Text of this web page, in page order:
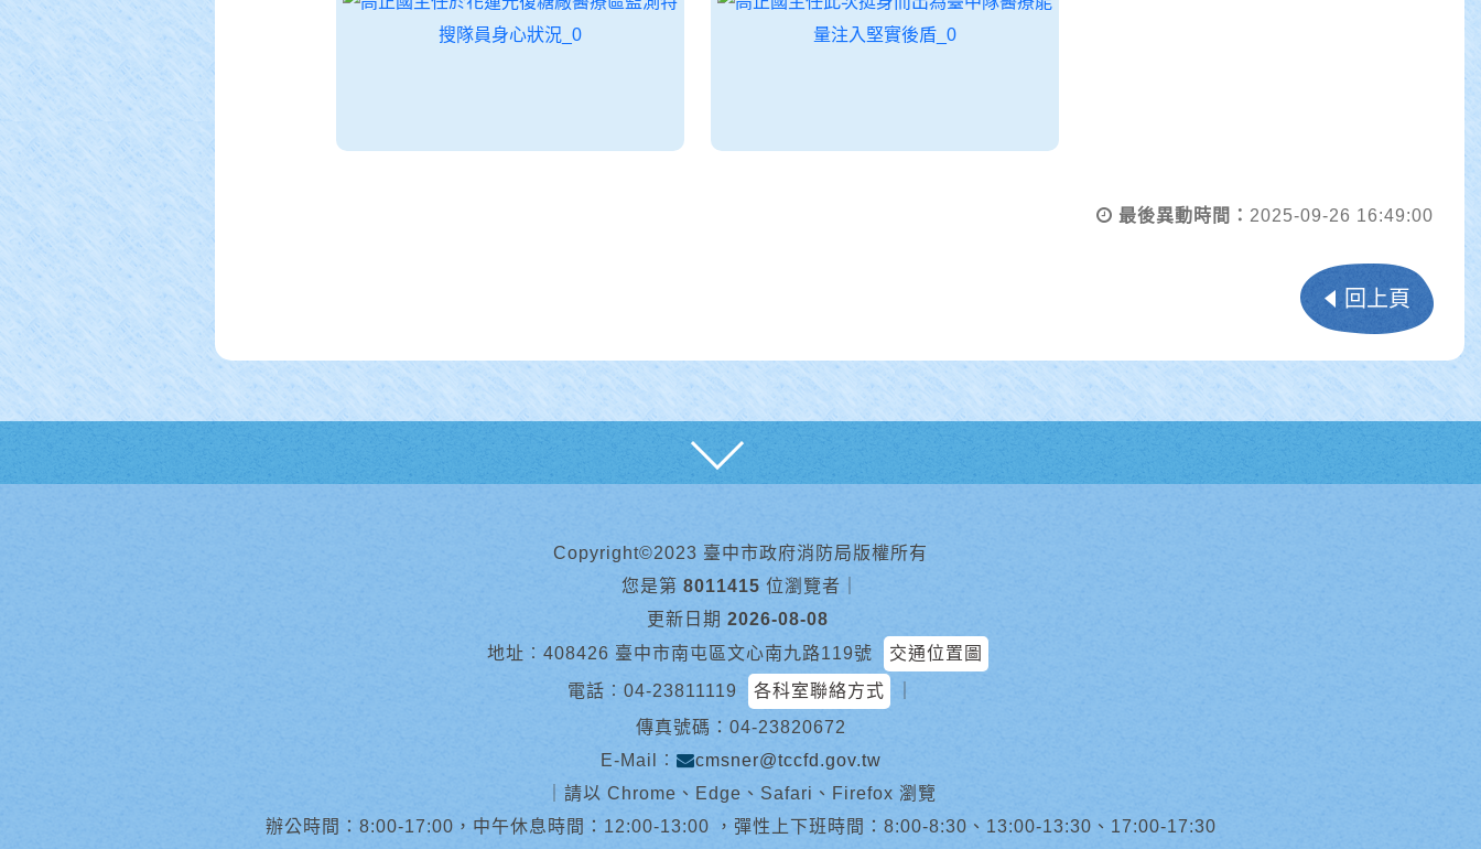
最後異動時間： 2025-09-26 16:49:00
回上頁
Copyright©2023 臺中市政府消防局版權所有
您是第 8011415 位瀏覽者
更新日期 2026-08-08
地址︰408426 臺中市南屯區文心南九路119號
交通位置圖
電話︰ 04-23811119 各科室聯絡方式
傳真號碼：04-23820672
E-Mail︰
cmsner@tccfd.gov.tw
請以 Chrome、Edge、Safari、Firefox 瀏覽
辦公時間：8:00-17:00，中午休息時間：12:00-13:00 ，彈性上下班時間：8:00-8:30、13:00-13:30、17:00-17:30